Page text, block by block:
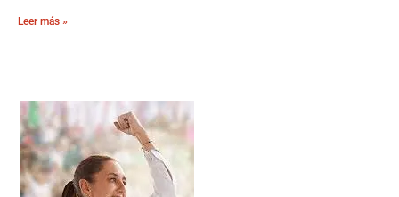
Leer más »